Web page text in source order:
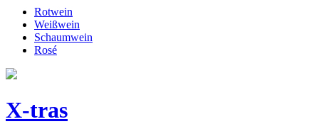
Rotwein
Weißwein
Schaumwein
Rosé
X-tras